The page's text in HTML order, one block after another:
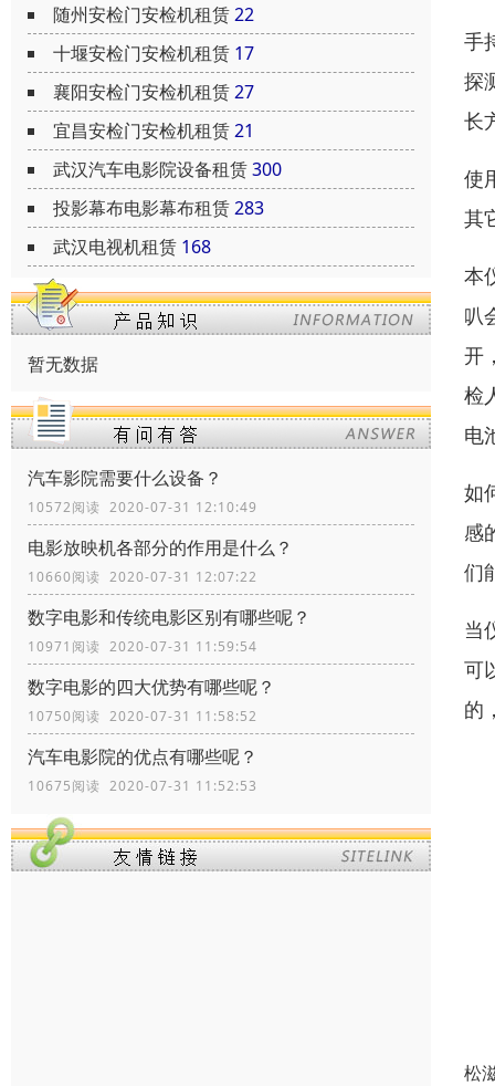
随州安检门安检机租赁22
十堰安检门安检机租赁 17
襄阳安检门安检机租赁27
宜昌安检门安检机租赁21
武汉汽车电影院设备租赁300
投影幕布电影幕布租赁283
武汉电视机租赁 168
暂无数据
汽车影院需要什么设备？
10572阅读 2020-07-31 12:10:49
电影放映机各部分的作用是什么？
10660阅读 2020-07-31 12:07:22
数字电影和传统电影区别有哪些呢？
10971阅读 2020-07-31 11:59:54
数字电影的四大优势有哪些呢？
10750阅读 2020-07-31 11:58:52
汽车电影院的优点有哪些呢？
10675阅读 2020-07-31 11:52:53
手
探
长
使
其
本
叭
开
检
电
如
感
们
当
可
的
松